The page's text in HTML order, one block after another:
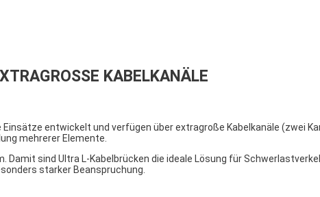
KABELKANÄLE
entwickelt und verfügen über extragroße Kabelkanäle (zwei
mehrerer Elemente.
Damit sind Ultra L-Kabelbrücken die ideale Lösung für
starker Beanspruchung.